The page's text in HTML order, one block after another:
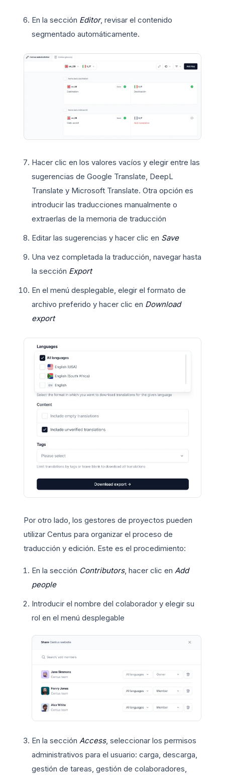
En la sección Editor, revisar el contenido
segmentado automáticamente.
Hacer clic en los valores vacíos y elegir entre las
sugerencias de Google Translate, DeepL
Translate y Microsoft Translate. Otra opción es
introducir las traducciones manualmente o
extraerlas de la memoria de traducción
Editar las sugerencias y hacer clic en Save
Una vez completada la traducción, navegar hasta
la sección Export
En el menú desplegable, elegir el formato de
archivo preferido y hacer clic en Download
export
Por otro lado, los gestores de proyectos pueden
utilizar Centus para organizar el proceso de
traducción y edición. Este es el procedimiento:
En la sección Contributors, hacer clic en Add
people
Introducir el nombre del colaborador y elegir su
rol en el menú desplegable
En la sección Access, seleccionar los permisos
administrativos para el usuario: carga, descarga,
gestión de tareas, gestión de colaboradores,